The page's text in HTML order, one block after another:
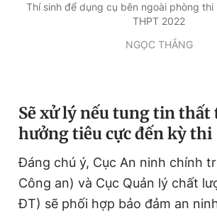
Thí sinh để dụng cụ bên ngoài phòng
THPT 2022
NGỌC THẮNG
Sẽ xử lý nếu tung tin thất
hưởng tiêu cực đến kỳ thi
Đáng chú ý, Cục An ninh chính
Công an) và Cục Quản lý chất
ĐT) sẽ phối hợp bảo đảm an